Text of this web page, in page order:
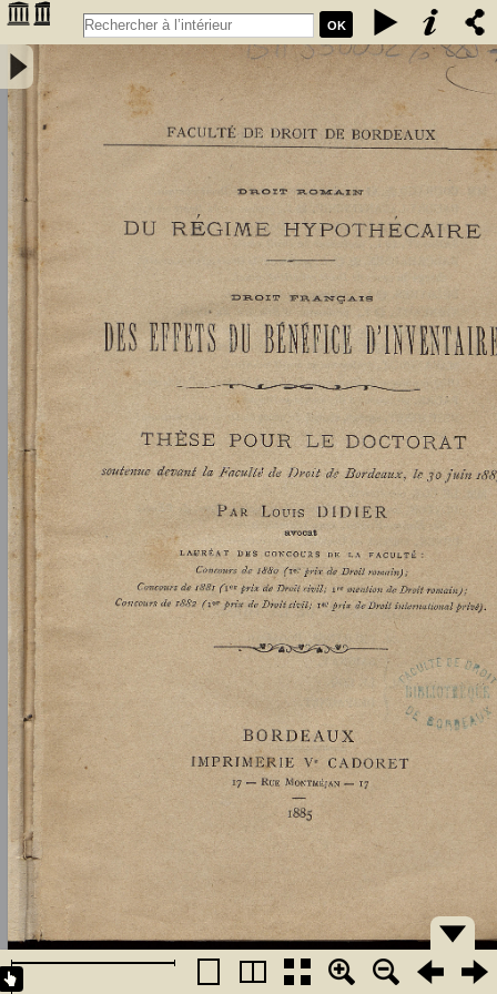
OK
Droit romain : du régime hypothécaire. Droit français : des effets du
bénéfice d'inventaire - Didier, Louis (1859-1913)